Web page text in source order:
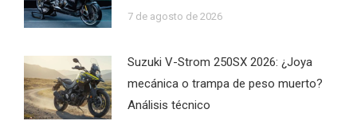
7 de agosto de 2026
Suzuki V-Strom 250SX 2026: ¿Joya
mecánica o trampa de peso muerto?
Análisis técnico